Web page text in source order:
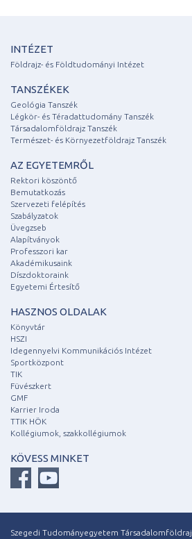
INTÉZET
Földrajz- és Földtudományi Intézet
TANSZÉKEK
Geológia Tanszék
Légkör- és Téradattudomány Tanszék
Társadalomföldrajz Tanszék
Természet- és Környezetföldrajz Tanszék
AZ EGYETEMRŐL
Rektori köszöntő
Bemutatkozás
Szervezeti felépítés
Szabályzatok
Üvegzseb
Alapítványok
Professzori kar
Akadémikusaink
Díszdoktoraink
Egyetemi Értesítő
HASZNOS OLDALAK
Könyvtár
HSZI
Idegennyelvi Kommunikációs Intézet
Sportközpont
TIK
Füvészkert
GMF
Karrier Iroda
TTIK HÖK
Kollégiumok, szakkollégiumok
KÖVESS MINKET
Szegedi Tudományegyetem